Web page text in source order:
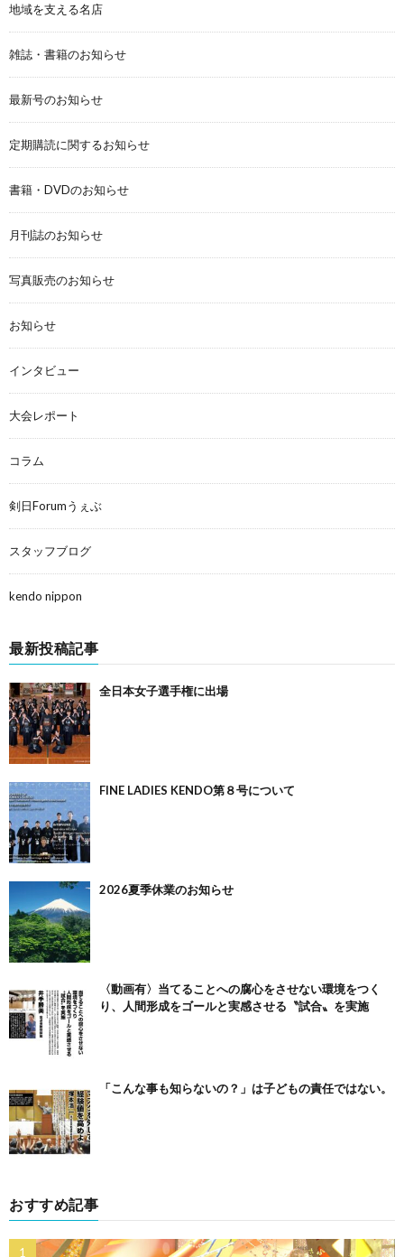
地域を支える名店
雑誌・書籍のお知らせ
最新号のお知らせ
定期購読に関するお知らせ
書籍・DVDのお知らせ
月刊誌のお知らせ
写真販売のお知らせ
お知らせ
インタビュー
大会レポート
コラム
剣日Forumうぇぶ
スタッフブログ
kendo nippon
最新投稿記事
全日本女子選手権に出場
FINE LADIES KENDO第８号について
2026夏季休業のお知らせ
〈動画有〉当てることへの腐心をさせない環境をつく
り、人間形成をゴールと実感させる〝試合〟を実施
「こんな事も知らないの？」は子どもの責任ではない。
おすすめ記事